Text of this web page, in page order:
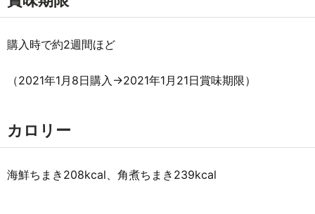
購入時で約2週間ほど
（2021年1月8日購入→2021年1月21日賞味期限）
カロリー
海鮮ちまき208kcal、角煮ちまき239kcal